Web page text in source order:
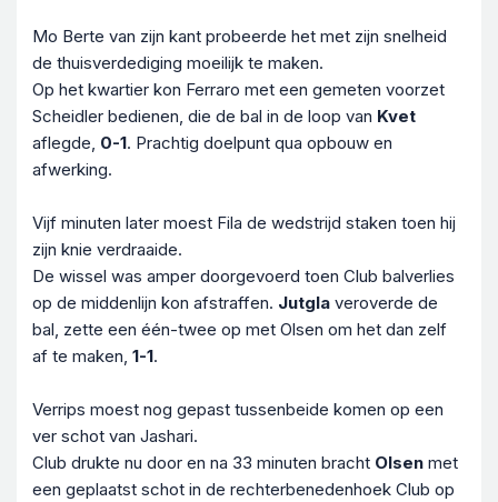
Mo Berte van zijn kant probeerde het met zijn snelheid
de thuisverdediging moeilijk te maken.
Op het kwartier kon Ferraro met een gemeten voorzet
Scheidler bedienen, die de bal in de loop van Kvet
aflegde, 0-1. Prachtig doelpunt qua opbouw en
afwerking.
Vijf minuten later moest Fila de wedstrijd staken toen hij
zijn knie verdraaide.
De wissel was amper doorgevoerd toen Club balverlies
op de middenlijn kon afstraffen. Jutgla veroverde de
bal, zette een één-twee op met Olsen om het dan zelf
af te maken, 1-1.
Verrips moest nog gepast tussenbeide komen op een
ver schot van Jashari.
Club drukte nu door en na 33 minuten bracht Olsen met
een geplaatst schot in de rechterbenedenhoek Club op